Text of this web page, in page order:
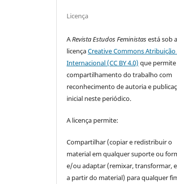
Licença
ARevista Estudos Feministasestá sob a
licençaCreative Commons Atribuição
Internacional (CC BY 4.0) que
compartilhamento do trabalho com
reconhecimento de autoria e
inicial neste periódico.
A licença permite:
Compartilhar (copiar e redistribuir o
material em qualquer suporte ou
e/ou adaptar (remixar, transformar,
a partir do material) para qualquer